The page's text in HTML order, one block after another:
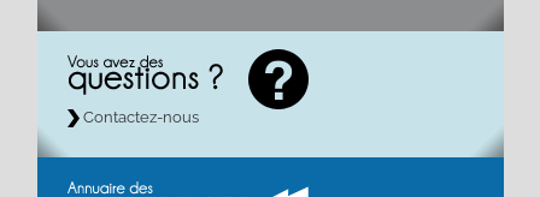
Contactez-nous